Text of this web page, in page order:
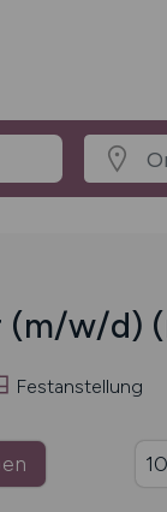
(m/w/d)
Festanstellung